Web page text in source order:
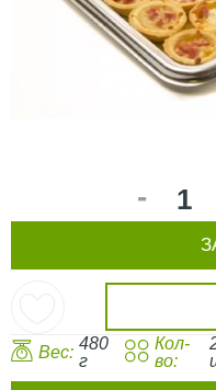
-
Вес: 480
г
Кол-
во: